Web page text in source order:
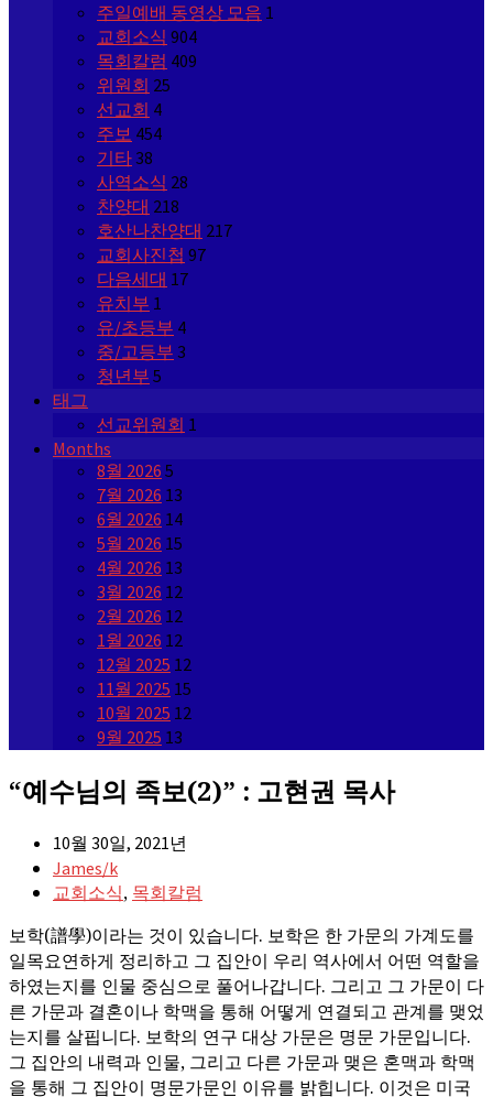
주일예배 동영상 모음 1
교회소식 904
목회칼럼 409
위원회 25
선교회 4
주보 454
기타38
사역소식 28
찬양대 218
호산나찬양대 217
교회사진첩 97
다음세대 17
유치부 1
유/초등부 4
중/고등부 3
청년부 5
태그
선교위원회 1
Months
8월 2026 5
7월 2026 13
6월 2026 14
5월 2026 15
4월 2026 13
3월 2026 12
2월 2026 12
1월 2026 12
12월 2025 12
11월 2025 15
10월 2025 12
9월 2025 13
“예수님의 족보(2)” : 고현권 목사
10월 30일, 2021년
James/k
교회소식, 목회칼럼
보학(譜學)이라는 것이 있습니다. 보학은 한 가문의 가계도를
일목요연하게 정리하고 그 집안이 우리 역사에서 어떤 역할을
하였는지를 인물 중심으로 풀어나갑니다. 그리고 그 가문이 다
른 가문과 결혼이나 학맥을 통해 어떻게 연결되고 관계를 맺었
는지를 살핍니다. 보학의 연구 대상 가문은 명문 가문입니다.
그 집안의 내력과 인물, 그리고 다른 가문과 맺은 혼맥과 학맥
을 통해 그 집안이 명문가문인 이유를 밝힙니다. 이것은 미국